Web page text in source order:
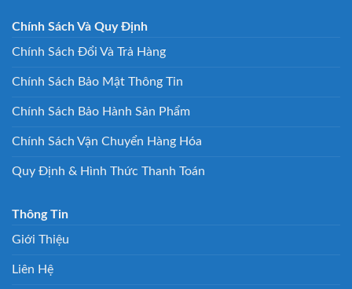
Chính Sách Và Quy Định
Chính Sách Đổi Và Trả Hàng
Chính Sách Bảo Mật Thông Tin
Chính Sách Bảo Hành Sản Phẩm
Chính Sách Vận Chuyển Hàng Hóa
Quy Định & Hình Thức Thanh Toán
Thông Tin
Giới Thiệu
Liên Hệ